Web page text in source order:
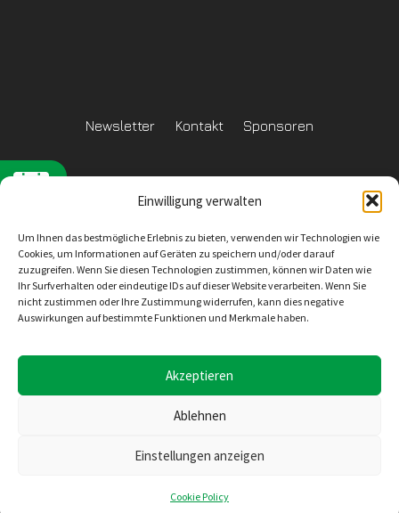
Einwilligung verwalten
Um Ihnen das bestmögliche Erlebnis zu bieten, verwenden wir Technologien wie
Cookies, um Informationen auf Geräten zu speichern und/oder darauf
zuzugreifen. Wenn Sie diesen Technologien zustimmen, können wir Daten wie
Ihr Surfverhalten oder eindeutige IDs auf dieser Website verarbeiten. Wenn Sie
nicht zustimmen oder Ihre Zustimmung widerrufen, kann dies negative
Auswirkungen auf bestimmte Funktionen und Merkmale haben.
Akzeptieren
Ablehnen
Einstellungen anzeigen
Cookie Policy
Newsletter Kontakt Sponsoren
Reglement Datenschutz
Inhaltliche Verantwortung
4528 Zuchwil
Konzept, Design und Umsetzung